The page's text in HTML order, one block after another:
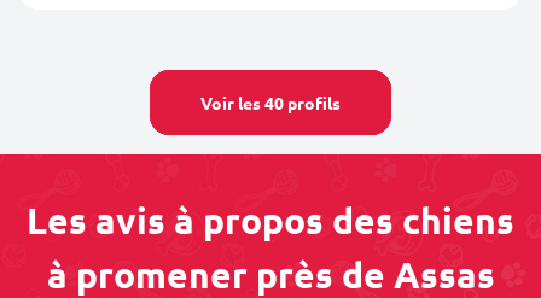
Voir les 40 profils
Les avis à propos des chiens
à promener près de Assas